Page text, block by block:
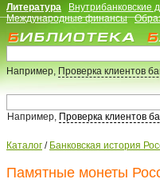
Литература
Внутрибанковские
Международные финансы
Например,Проверка клиентов
Например, Проверка клиентов
Каталог / Банковская история
Памятные монеты